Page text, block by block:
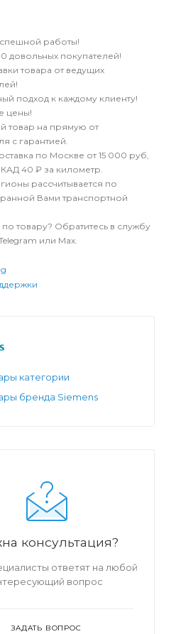
работы!
довольных покупателей!
товара от ведущих
подход к каждому клиенту!
цены!
товар на прямую от
с гарантией.
по Москве от 15 000 руб,
40 ₽ за километр.
рассчитывается по
Вами транспортной
товару? Обратитесь в службу
или Max.
категории
бренда Siemens
консультация?
ответят на любой
вопрос
ЗАДАТЬ ВОПРОС